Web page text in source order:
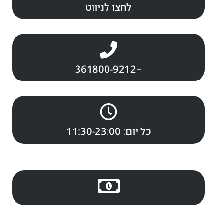
לחצו לניווט
361800-9212+
כל יום: 11:30-23:00